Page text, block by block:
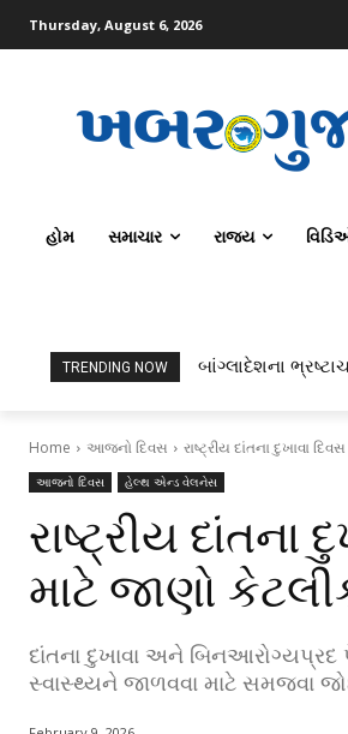
Thursday, August 6, 2026
હોમ સમાચાર રાજ્ય
TRENDING NOW ટોપર્સ કોમ્પ્યુટર
બાંગ્લાદેશના
Home આજનો દિવસ રાષ્ટ્રીય દાંતના દુખાવા
આજનો દિવસ હેલ્થ એન્ડ વેલનેસ
રાષ્ટ્રીય દાંતના
માટે જાણો
દાંતના દુખાવા અને બિનઆરોગ્યપ્રદ
સ્વાસ્થ્યને જાળવવા માટે સમજવા